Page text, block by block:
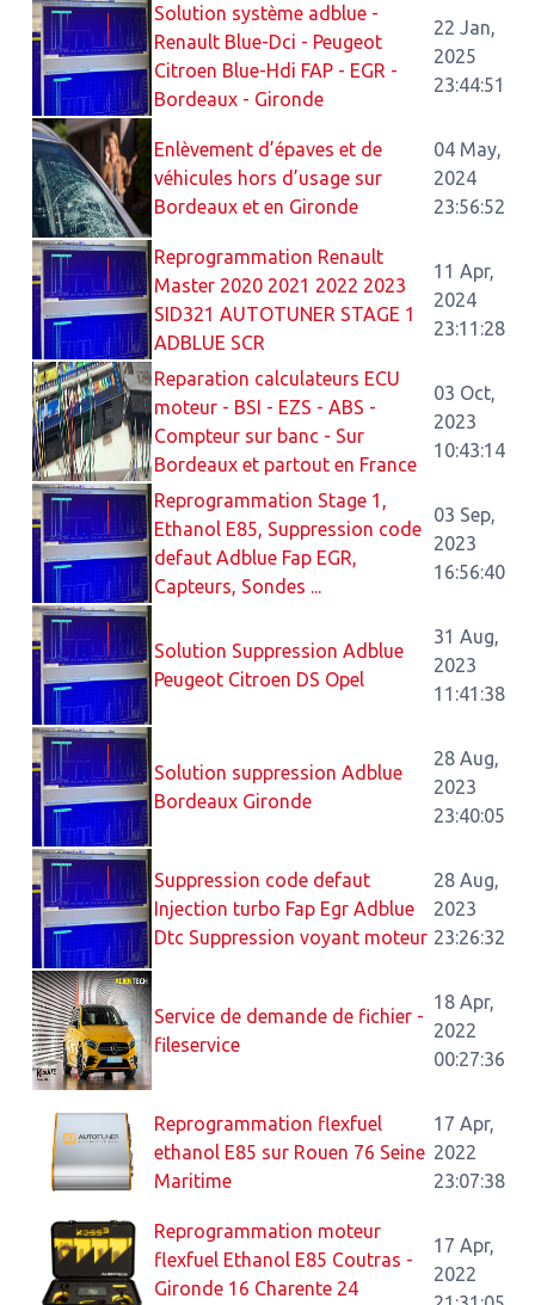
Solution système adblue -
Renault Blue-Dci - Peugeot
Citroen Blue-Hdi FAP - EGR -
Bordeaux - Gironde
22 Jan,
2025
23:44:51
Enlèvement d’épaves et de
véhicules hors d’usage sur
Bordeaux et en Gironde
04 May,
2024
23:56:52
Reprogrammation Renault
Master 2020 2021 2022 2023
SID321 AUTOTUNER STAGE 1
ADBLUE SCR
11 Apr,
2024
23:11:28
Reparation calculateurs ECU
moteur - BSI - EZS - ABS -
Compteur sur banc - Sur
Bordeaux et partout en France
03 Oct,
2023
10:43:14
Reprogrammation Stage 1,
Ethanol E85, Suppression code
defaut Adblue Fap EGR,
Capteurs, Sondes ...
03 Sep,
2023
16:56:40
Solution Suppression Adblue
Peugeot Citroen DS Opel
31 Aug,
2023
11:41:38
Solution suppression Adblue
Bordeaux Gironde
28 Aug,
2023
23:40:05
Suppression code defaut
Injection turbo Fap Egr Adblue
Dtc Suppression voyant moteur
28 Aug,
2023
23:26:32
Service de demande de fichier -
fileservice
18 Apr,
2022
00:27:36
Reprogrammation flexfuel
ethanol E85 sur Rouen 76 Seine
Maritime
17 Apr,
2022
23:07:38
Reprogrammation moteur
flexfuel Ethanol E85 Coutras -
Gironde 16 Charente 24
17 Apr,
2022